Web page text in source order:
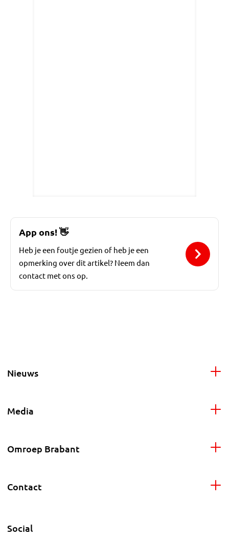
App ons!👋
Heb je een foutje gezien of heb je een
opmerking over dit artikel? Neem dan
contact met ons op.
Nieuws
Media
Omroep Brabant
Contact
Social